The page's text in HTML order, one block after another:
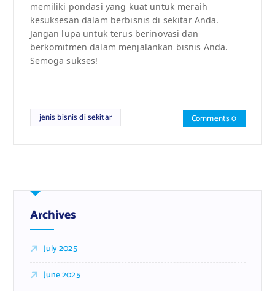
memiliki pondasi yang kuat untuk meraih
kesuksesan dalam berbisnis di sekitar Anda.
Jangan lupa untuk terus berinovasi dan
berkomitmen dalam menjalankan bisnis Anda.
Semoga sukses!
jenis bisnis di sekitar Comments 0
Archives
July 2025
June 2025